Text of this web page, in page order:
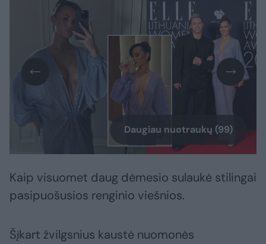
Daugiau nuotraukų (99)
Kaip visuomet daug dėmesio sulaukė stilingai
pasipuošusios renginio viešnios.
Šįkart žvilgsnius kaustė nuomonės